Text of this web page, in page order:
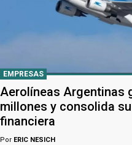
EMPRESAS
Aerolíneas Argentinas
millones y consolida
financiera
Por ERIC NESICH